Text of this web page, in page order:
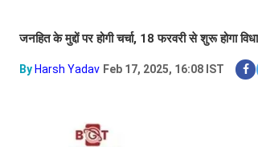
जनहित के मुद्दों पर होगी चर्चा, 18 फरवरी से शुरू होगा
By Harsh Yadav Feb 17, 2025, 16:08 IST